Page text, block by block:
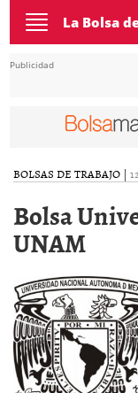
Toggle
navigation
La Bolsa
Publicidad
BOLSAS DE TRABAJO |
Bolsa
UNAM